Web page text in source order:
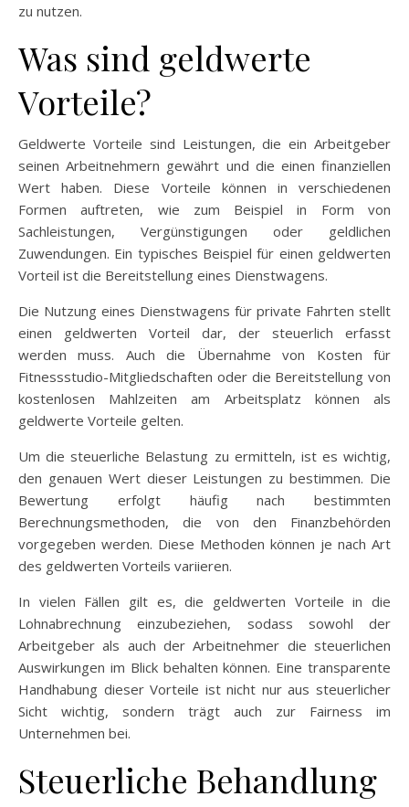
zu nutzen.
Was sind geldwerte
Vorteile?
Geldwerte Vorteile sind Leistungen, die ein Arbeitgeber
seinen Arbeitnehmern gewährt und die einen finanziellen
Wert haben. Diese Vorteile können in verschiedenen
Formen auftreten, wie zum Beispiel in Form von
Sachleistungen, Vergünstigungen oder geldlichen
Zuwendungen. Ein typisches Beispiel für einen geldwerten
Vorteil ist die Bereitstellung eines Dienstwagens.
Die Nutzung eines Dienstwagens für private Fahrten stellt
einen geldwerten Vorteil dar, der steuerlich erfasst
werden muss. Auch die Übernahme von Kosten für
Fitnessstudio-Mitgliedschaften oder die Bereitstellung von
kostenlosen Mahlzeiten am Arbeitsplatz können als
geldwerte Vorteile gelten.
Um die steuerliche Belastung zu ermitteln, ist es wichtig,
den genauen Wert dieser Leistungen zu bestimmen. Die
Bewertung erfolgt häufig nach bestimmten
Berechnungsmethoden, die von den Finanzbehörden
vorgegeben werden. Diese Methoden können je nach Art
des geldwerten Vorteils variieren.
In vielen Fällen gilt es, die geldwerten Vorteile in die
Lohnabrechnung einzubeziehen, sodass sowohl der
Arbeitgeber als auch der Arbeitnehmer die steuerlichen
Auswirkungen im Blick behalten können. Eine transparente
Handhabung dieser Vorteile ist nicht nur aus steuerlicher
Sicht wichtig, sondern trägt auch zur Fairness im
Unternehmen bei.
Steuerliche Behandlung